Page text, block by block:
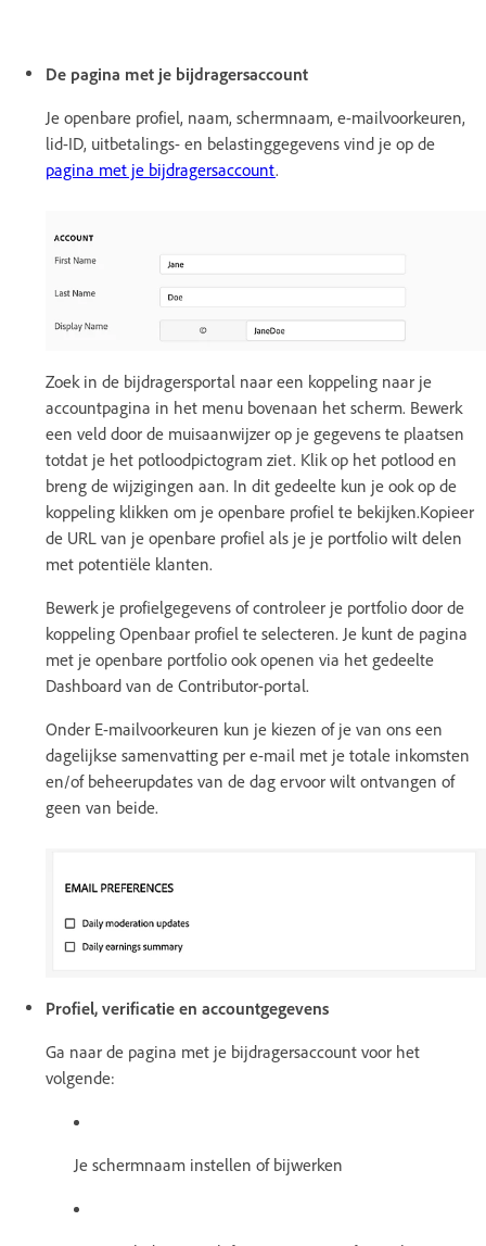
De pagina met je bijdragersaccount
Je openbare profiel, naam, schermnaam, e-mailvoorkeuren,
lid-ID, uitbetalings- en belastinggegevens vind je op de
pagina met je bijdragersaccount.
Zoek in de bijdragersportal naar een koppeling naar je
accountpagina in het menu bovenaan het scherm. Bewerk
een veld door de muisaanwijzer op je gegevens te plaatsen
totdat je het potloodpictogram ziet. Klik op het potlood en
breng de wijzigingen aan. In dit gedeelte kun je ook op de
koppeling klikken om je openbare profiel te bekijken.Kopieer
de URL van je openbare profiel als je je portfolio wilt delen
met potentiële klanten.
Bewerk je profielgegevens of controleer je portfolio door de
koppeling Openbaar profiel te selecteren. Je kunt de pagina
met je openbare portfolio ook openen via het gedeelte
Dashboard van de Contributor-portal.
Onder E-mailvoorkeuren kun je kiezen of je van ons een
dagelijkse samenvatting per e-mail met je totale inkomsten
en/of beheerupdates van de dag ervoor wilt ontvangen of
geen van beide.
Profiel, verificatie en accountgegevens
Ga naar de pagina met je bijdragersaccount voor het
volgende:
Je schermnaam instellen of bijwerken